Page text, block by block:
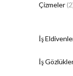
Çizmeler
İş
İş